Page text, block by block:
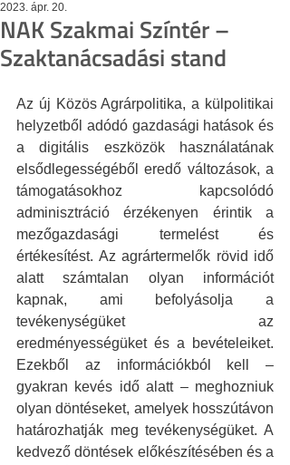
NAK Szakmai Színtér –
Szaktanácsadási stand
2023. ápr. 20.
Az új Közös Agrárpolitika, a külpolitikai
helyzetből adódó gazdasági hatások és
a digitális eszközök használatának
elsődlegességéből eredő változások, a
támogatásokhoz kapcsolódó
adminisztráció érzékenyen érintik a
mezőgazdasági termelést és
értékesítést. Az agrártermelők rövid idő
alatt számtalan olyan információt
kapnak, ami befolyásolja a
tevékenységüket az
eredményességüket és a bevételeiket.
Ezekből az információkból kell –
gyakran kevés idő alatt – meghozniuk
olyan döntéseket, amelyek hosszútávon
határozhatják meg tevékenységüket. A
kedvező döntések előkészítésében és a